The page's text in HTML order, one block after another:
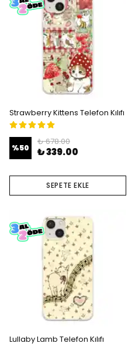
Strawberry Kittens Telefon Kılıfı
%50
₺ 678.00
₺ 339.00
SEPETE EKLE
Lullaby Lamb Telefon Kılıfı